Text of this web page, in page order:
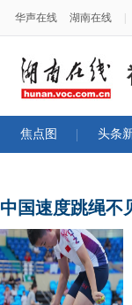
华声在线 湖南在线
焦点图 头条
中国速度跳绳不